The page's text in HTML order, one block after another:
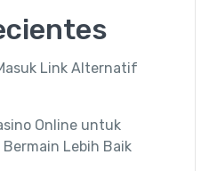
Link Alternatif
Online untuk
Lebih Baik